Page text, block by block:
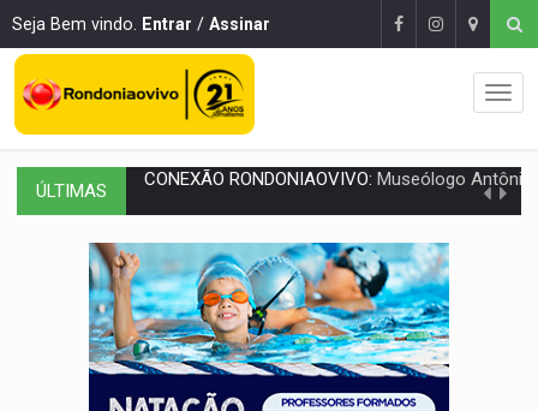
Seja Bem vindo. Entrar / Assinar
ÚLTIMAS EXTENSÃO DE DANOS:Ferroviários pedem ao Iphan recuperação de área
VARIANDO O CARDÁPIO:Veja essa receita de carne assada para o
PREJUÍZO AOS ESTUDANTES:Greve dos professores em PVH é
POSSESSÃO DE DEBORAH LOGAN:Terror mistura mistério e filmagens
TRANSPARÊNCIA:TCE reúne candidatos ao Governo e apresenta